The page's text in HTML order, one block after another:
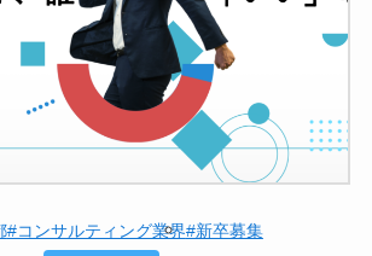
#コンサルティング業界#新卒募集